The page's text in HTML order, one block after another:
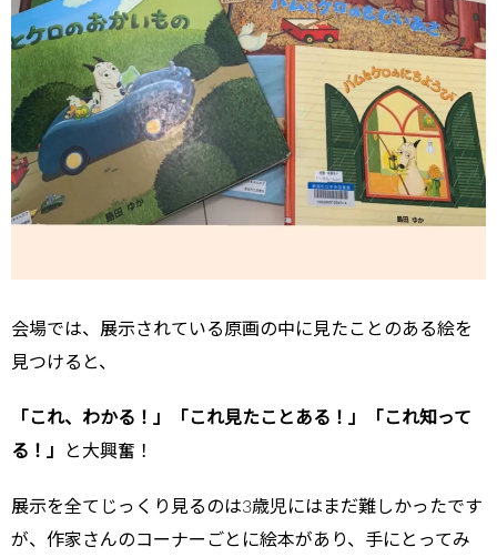
会場では、展示されている原画の中に見たことのある絵を
見つけると、
「これ、わかる！」「これ見たことある！」「これ知って
る！」
と大興奮！
展示を全てじっくり見るのは3歳児にはまだ難しかったです
が、作家さんのコーナーごとに絵本があり、手にとってみ